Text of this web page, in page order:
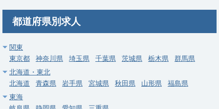
1,140～1,500万円
勤務地 埼玉県 新座市
給与 年収 1,140万円 ～ 1,500万円
常勤
都道府県別求人
関東
東京都
神奈川県 埼玉県 千葉県 茨城県 栃木県
群馬県
北海道・東北
北海道
青森県 岩手県 宮城県 秋田県 山形県
福島県
東海